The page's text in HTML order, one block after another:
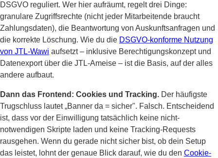
DSGVO reguliert. Wer hier aufräumt, regelt drei Dinge:
granulare Zugriffsrechte (nicht jeder Mitarbeitende braucht
Zahlungsdaten), die Beantwortung von Auskunftsanfragen und
die korrekte Löschung. Wie du die DSGVO-konforme Nutzung
von JTL-Wawi aufsetzt – inklusive Berechtigungskonzept und
Datenexport über die JTL-Ameise – ist die Basis, auf der alles
andere aufbaut.
Dann das Frontend: Cookies und Tracking. Der häufigste
Trugschluss lautet „Banner da = sicher". Falsch. Entscheidend
ist, dass vor der Einwilligung tatsächlich keine nicht-
notwendigen Skripte laden und keine Tracking-Requests
rausgehen. Wenn du gerade nicht sicher bist, ob dein Setup
das leistet, lohnt der genaue Blick darauf, wie du den Cookie-